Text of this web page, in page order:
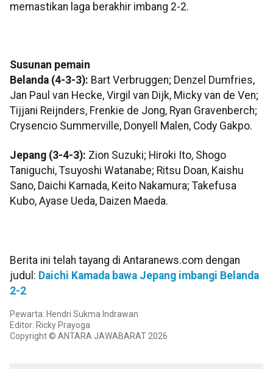
memastikan laga berakhir imbang 2-2.
Susunan pemain
Belanda (4-3-3): Bart Verbruggen; Denzel Dumfries,
Jan Paul van Hecke, Virgil van Dijk, Micky van de Ven;
Tijjani Reijnders, Frenkie de Jong, Ryan Gravenberch;
Crysencio Summerville, Donyell Malen, Cody Gakpo.
Jepang (3-4-3): Zion Suzuki; Hiroki Ito, Shogo
Taniguchi, Tsuyoshi Watanabe; Ritsu Doan, Kaishu
Sano, Daichi Kamada, Keito Nakamura; Takefusa
Kubo, Ayase Ueda, Daizen Maeda.
Berita ini telah tayang di Antaranews.com dengan
judul: Daichi Kamada bawa Jepang imbangi Belanda
2-2
Pewarta: Hendri Sukma Indrawan
Editor: Ricky Prayoga
Copyright © ANTARA JAWABARAT 2026